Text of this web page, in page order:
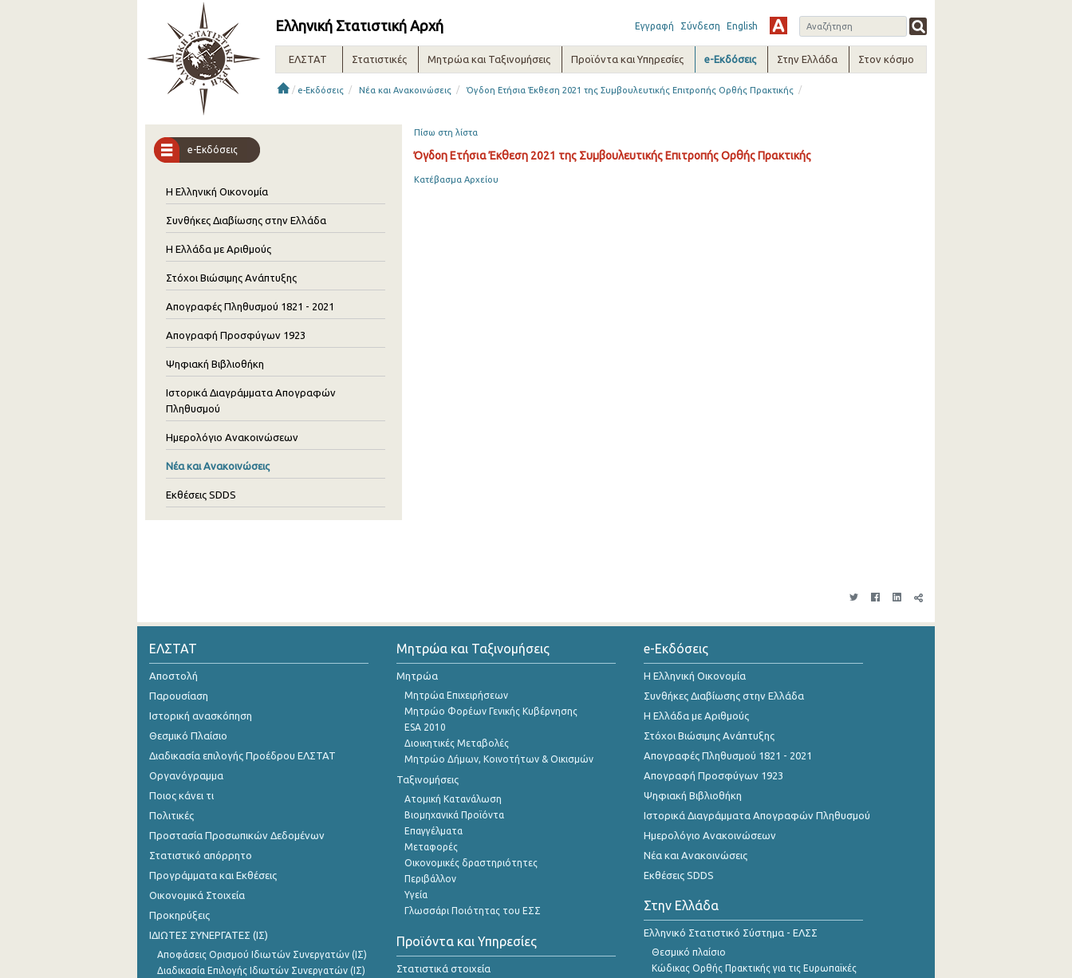
Ελληνική Στατιστική Αρχή Εγγραφή Σύνδεση English
ΕΛΣΤΑΤ Στατιστικές Μητρώα και Ταξινομήσεις Προϊόντα και Υπηρεσίες e-Εκδόσεις Στην Ελλάδα Στον κόσμο
/ e-Εκδόσεις / Νέα και Ανακοινώσεις / Όγδοη Ετήσια Έκθεση 2021 της Συμβουλευτικής Επιτροπής Ορθής Πρακτικής /
e-Εκδόσεις
Η Ελληνική Οικονομία
Συνθήκες Διαβίωσης στην Ελλάδα
Η Ελλάδα με Αριθμούς
Στόχοι Βιώσιμης Ανάπτυξης
Απογραφές Πληθυσμού 1821 - 2021
Απογραφή Προσφύγων 1923
Ψηφιακή Βιβλιοθήκη
Ιστορικά Διαγράμματα Απογραφών
Πληθυσμού
Ημερολόγιο Ανακοινώσεων
Νέα και Ανακοινώσεις
Εκθέσεις SDDS
Πίσω στη λίστα
Όγδοη Ετήσια Έκθεση 2021 της Συμβουλευτικής Επιτροπής Ορθής Πρακτικής
Κατέβασμα Αρχείου
ΕΛΣΤΑΤ
Αποστολή
Παρουσίαση
Ιστορική ανασκόπηση
Θεσμικό Πλαίσιο
Διαδικασία επιλογής Προέδρου ΕΛΣΤΑΤ
Οργανόγραμμα
Ποιος κάνει τι
Πολιτικές
Προστασία Προσωπικών Δεδομένων
Στατιστικό απόρρητο
Προγράμματα και Εκθέσεις
Οικονομικά Στοιχεία
Προκηρύξεις
ΙΔΙΩΤΕΣ ΣΥΝΕΡΓΑΤΕΣ (ΙΣ)
Αποφάσεις Ορισμού Ιδιωτών Συνεργατών (ΙΣ)
Διαδικασία Επιλογής Ιδιωτών Συνεργατών (ΙΣ)
Μητρώα και Ταξινομήσεις
Μητρώα
Μητρώα Επιχειρήσεων
Μητρώο Φορέων Γενικής Κυβέρνησης
ESA 2010
Διοικητικές Μεταβολές
Μητρώο Δήμων, Κοινοτήτων & Οικισμών
Ταξινομήσεις
Ατομική Κατανάλωση
Βιομηχανικά Προϊόντα
Επαγγέλματα
Μεταφορές
Οικονομικές δραστηριότητες
Περιβάλλον
Υγεία
Γλωσσάρι Ποιότητας του ΕΣΣ
Προϊόντα και Υπηρεσίες
Στατιστικά στοιχεία
e-Εκδόσεις
Η Ελληνική Οικονομία
Συνθήκες Διαβίωσης στην Ελλάδα
Η Ελλάδα με Αριθμούς
Στόχοι Βιώσιμης Ανάπτυξης
Απογραφές Πληθυσμού 1821 - 2021
Απογραφή Προσφύγων 1923
Ψηφιακή Βιβλιοθήκη
Ιστορικά Διαγράμματα Απογραφών Πληθυσμού
Ημερολόγιο Ανακοινώσεων
Νέα και Ανακοινώσεις
Εκθέσεις SDDS
Στην Ελλάδα
Ελληνικό Στατιστικό Σύστημα - ΕΛΣΣ
Θεσμικό πλαίσιο
Κώδικας Ορθής Πρακτικής για τις Ευρωπαϊκές